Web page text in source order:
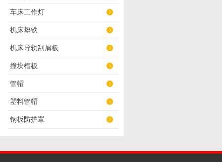
车床工作灯
机床垫铁
机床导轨刮屑板
撞块槽板
管帽
塑料管帽
钢板防护罩